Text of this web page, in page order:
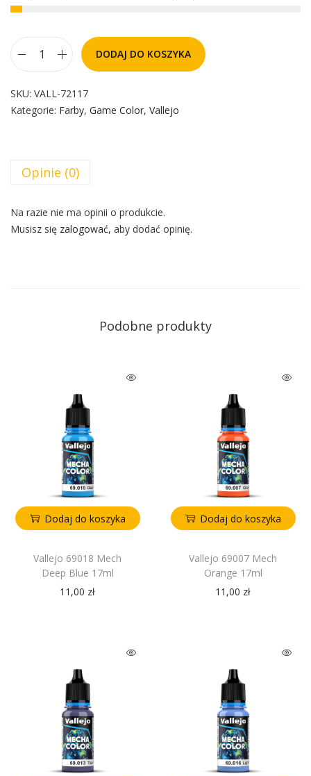
DODAJ DO KOSZYKA
SKU: VALL-72117
Kategorie: Farby, Game Color, Vallejo
Opinie (0)
Na razie nie ma opinii o produkcie.
Musisz się zalogować, aby dodać opinię.
Podobne produkty
Dodaj do koszyka
Vallejo 69018 Mech
Deep Blue 17ml
11,00 zł
Dodaj do koszyka
Vallejo 69007 Mech
Orange 17ml
11,00 zł